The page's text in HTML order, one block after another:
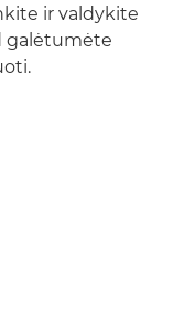
ir valdykite
galėtumėte